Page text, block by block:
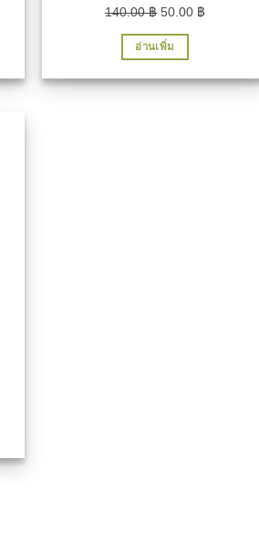
140.00฿ Original
price
was:
50.00 ฿Current
อ่านเพิ่ม